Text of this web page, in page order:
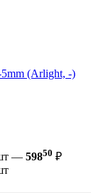
5mm (Arlight, -)
— 59850 ₽